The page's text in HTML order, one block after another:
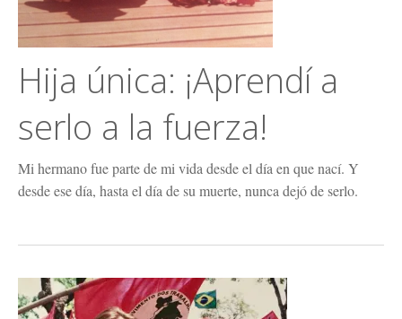
Hija única: ¡Aprendí a
serlo a la fuerza!
Mi hermano fue parte de mi vida desde el día en que nací. Y
desde ese día, hasta el día de su muerte, nunca dejó de serlo.